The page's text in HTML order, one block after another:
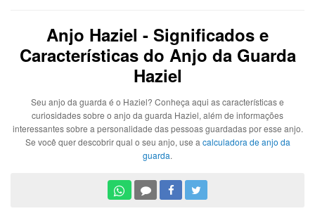
Anjo Haziel - Significados e
Características do Anjo da Guarda
Haziel
Seu anjo da guarda é o Haziel? Conheça aqui as características e
curiosidades sobre o anjo da guarda Haziel, além de informações
interessantes sobre a personalidade das pessoas guardadas por esse anjo.
Se você quer descobrir qual o seu anjo, use a calculadora de anjo da
guarda.